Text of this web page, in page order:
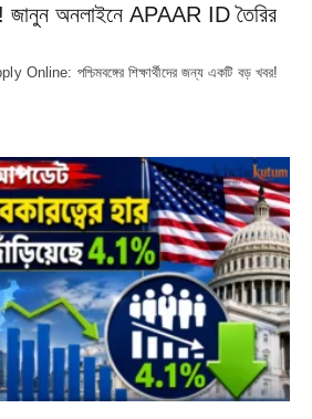
জানুন অনলাইনে APAAR ID তৈরির
পশ্চিমবঙ্গের শিক্ষার্থীদের জন্য একটি বড় খবর!